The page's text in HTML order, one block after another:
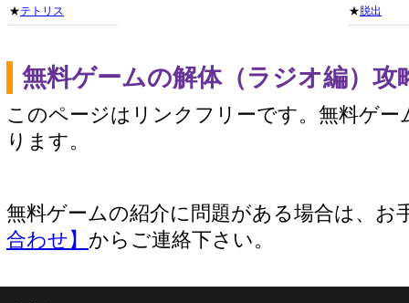
★テトリス ★ 脱出
無料ゲームの解体（ラジオ編）
このページはリンクフリーです。無料ゲー
ります。
無料ゲームの紹介に問題がある場合は、お
合わせ】 からご連絡下さい。